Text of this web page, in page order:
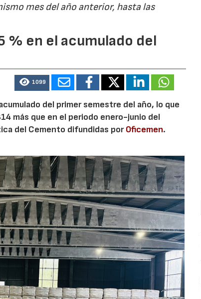
mes del año anterior, hasta las
% en el acumulado del
1099
del primer semestre del año, lo que
más que en el periodo enero-junio del
del Cemento difundidas porOficemen.